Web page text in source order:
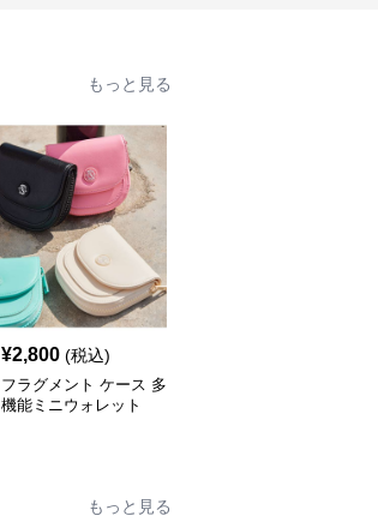
もっと見る
¥2,800 (税込)
フラグメント ケース 多
機能ミニウォレット
もっと見る